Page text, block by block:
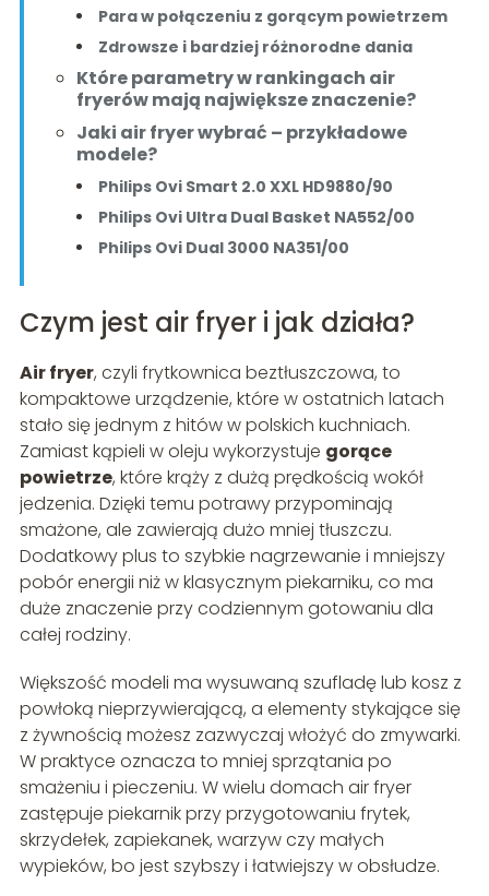
Para w połączeniu z gorącym powietrzem
Zdrowsze i bardziej różnorodne dania
Które parametry w rankingach air
fryerów mają największe znaczenie?
Jaki air fryer wybrać – przykładowe
modele?
Philips Ovi Smart 2.0 XXL HD9880/90
Philips Ovi Ultra Dual Basket NA552/00
Philips Ovi Dual 3000 NA351/00
Czym jest air fryer i jak działa?
Air fryer, czyli frytkownica beztłuszczowa, to
kompaktowe urządzenie, które w ostatnich latach
stało się jednym z hitów w polskich kuchniach.
Zamiast kąpieli w oleju wykorzystuje gorące
powietrze, które krąży z dużą prędkością wokół
jedzenia. Dzięki temu potrawy przypominają
smażone, ale zawierają dużo mniej tłuszczu.
Dodatkowy plus to szybkie nagrzewanie i mniejszy
pobór energii niż w klasycznym piekarniku, co ma
duże znaczenie przy codziennym gotowaniu dla
całej rodziny.
Większość modeli ma wysuwaną szufladę lub kosz z
powłoką nieprzywierającą, a elementy stykające się
z żywnością możesz zazwyczaj włożyć do zmywarki.
W praktyce oznacza to mniej sprzątania po
smażeniu i pieczeniu. W wielu domach air fryer
zastępuje piekarnik przy przygotowaniu frytek,
skrzydełek, zapiekanek, warzyw czy małych
wypieków, bo jest szybszy i łatwiejszy w obsłudze.